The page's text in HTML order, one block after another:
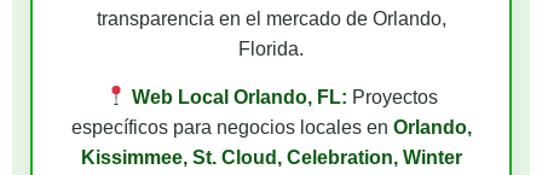
transparencia en el mercado de Orlando,
Florida.
Web Local Orlando, FL: Proyectos
específicos para negocios locales en Orlando,
Kissimmee, St. Cloud, Celebration, Winter